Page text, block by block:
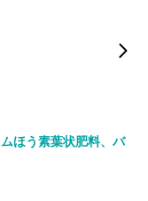
ほう素葉状肥料、バ